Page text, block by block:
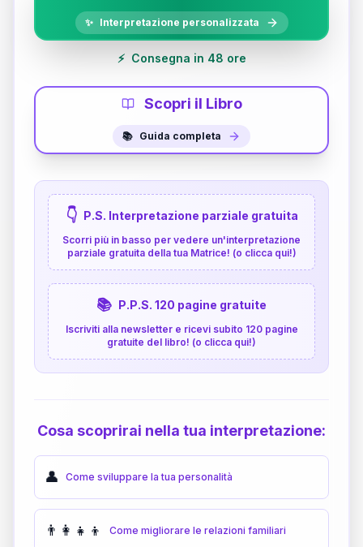
✨ Interpretazione personalizzata
⚡ Consegna in 48 ore
Scopri il Libro
📚 Guida completa
👇 P.S. Interpretazione parziale gratuita
Scorri più in basso per vedere un'interpretazione
parziale gratuita della tua Matrice! (o clicca qui!)
📚 P.P.S. 120 pagine gratuite
Iscriviti alla newsletter e ricevi subito 120 pagine
gratuite del libro! (o clicca qui!)
Cosa scoprirai nella tua interpretazione:
👤 Come sviluppare la tua personalità
👨‍👩‍👧‍👦 Come migliorare le relazioni familiari